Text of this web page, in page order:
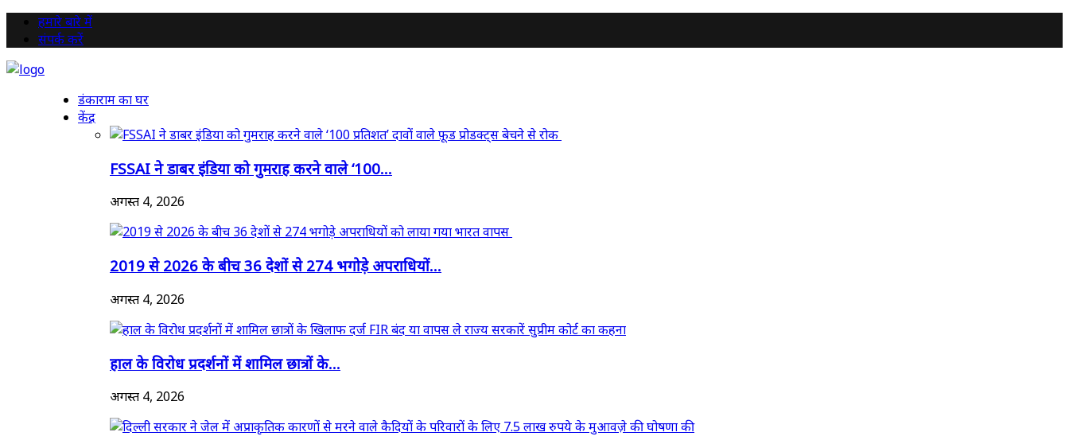
हमारे बारे में
संपर्क करें
डंकाराम का घर
केंद्र
FSSAI ने डाबर इंडिया को गुमराह करने वाले ‘100...
अगस्त 4, 2026
2019 से 2026 के बीच 36 देशों से 274 भगोड़े अपराधियों...
अगस्त 4, 2026
हाल के विरोध प्रदर्शनों में शामिल छात्रों के...
अगस्त 4, 2026